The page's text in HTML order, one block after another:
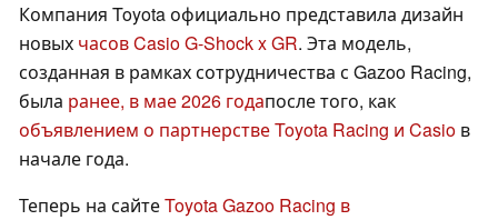
Компания Toyota официально представила дизайн
новых часов Casio G-Shock x GR. Эта модель,
созданная в рамках сотрудничества с Gazoo Racing,
была ранее, в мае 2026 годапосле того, как
объявлением о партнерстве Toyota Racing и Casio в
начале года.
Теперь на сайтеToyota Gazoo Racing в